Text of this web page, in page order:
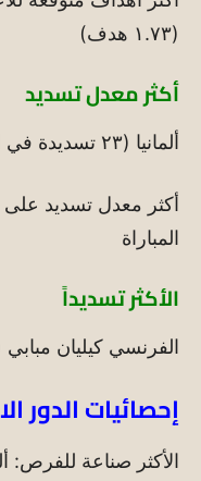
(١.٧٣ هدف)
أكثر معدل تسديد
ألمانيا (٢٣ تسديدة في المباراة)
المباراة
الأكثر تسديداً
الفرنسي كيليان مبابي (١٦
إحصائيات الدور
الأكثر صناعة للفرص: